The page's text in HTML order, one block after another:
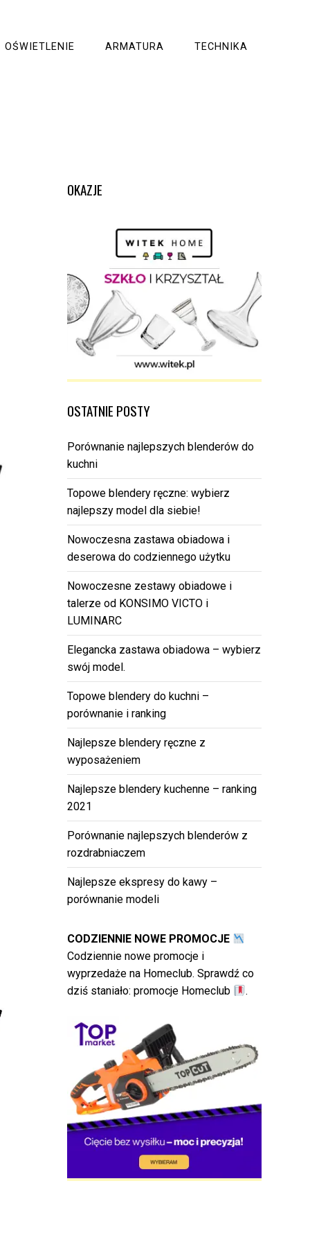
OŚWIETLENIE ARMATURA TECHNIKA
OKAZJE
OSTATNIE POSTY
Porównanie najlepszych blenderów do
kuchni
Topowe blendery ręczne: wybierz
najlepszy model dla siebie!
Nowoczesna zastawa obiadowa i
deserowa do codziennego użytku
Nowoczesne zestawy obiadowe i
talerze od KONSIMO VICTO i
LUMINARC
Elegancka zastawa obiadowa – wybierz
swój model.
Topowe blendery do kuchni –
porównanie i ranking
Najlepsze blendery ręczne z
wyposażeniem
Najlepsze blendery kuchenne – ranking
2021
Porównanie najlepszych blenderów z
rozdrabniaczem
Najlepsze ekspresy do kawy –
porównanie modeli
CODZIENNIE NOWE PROMOCJE
Codziennie nowe promocje i
wyprzedaże na Homeclub. Sprawdź co
dziś staniało: promocje Homeclub .